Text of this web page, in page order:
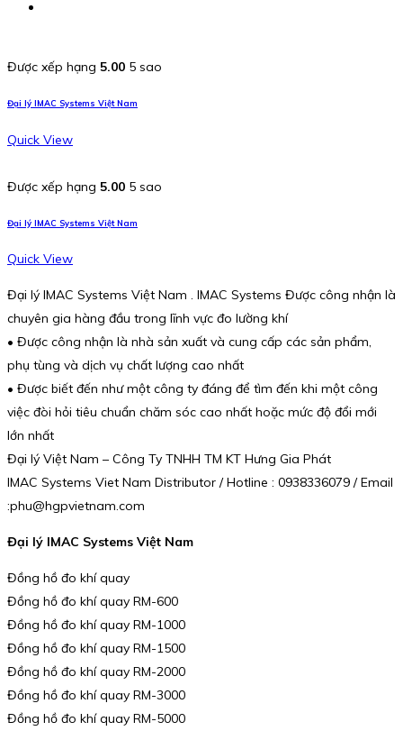
Được xếp hạng 5.00 5 sao
Đại lý IMAC Systems Việt Nam
Quick View
Được xếp hạng 5.00 5 sao
Đại lý IMAC Systems Việt Nam
Quick View
Đại lý IMAC Systems Việt Nam . IMAC Systems Được công nhận là
chuyên gia hàng đầu trong lĩnh vực đo lường khí
• Được công nhận là nhà sản xuất và cung cấp các sản phẩm,
phụ tùng và dịch vụ chất lượng cao nhất
• Được biết đến như một công ty đáng để tìm đến khi một công
việc đòi hỏi tiêu chuẩn chăm sóc cao nhất hoặc mức độ đổi mới
lớn nhất
Đại lý Việt Nam – Công Ty TNHH TM KT Hưng Gia Phát
IMAC Systems Viet Nam Distributor / Hotline : 0938336079 / Email
:phu@hgpvietnam.com
Đại lý IMAC Systems Việt Nam
Đồng hồ đo khí quay
Đồng hồ đo khí quay RM-600
Đồng hồ đo khí quay RM-1000
Đồng hồ đo khí quay RM-1500
Đồng hồ đo khí quay RM-2000
Đồng hồ đo khí quay RM-3000
Đồng hồ đo khí quay RM-5000